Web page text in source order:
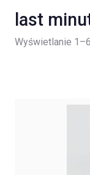
last
Wyświetlanie